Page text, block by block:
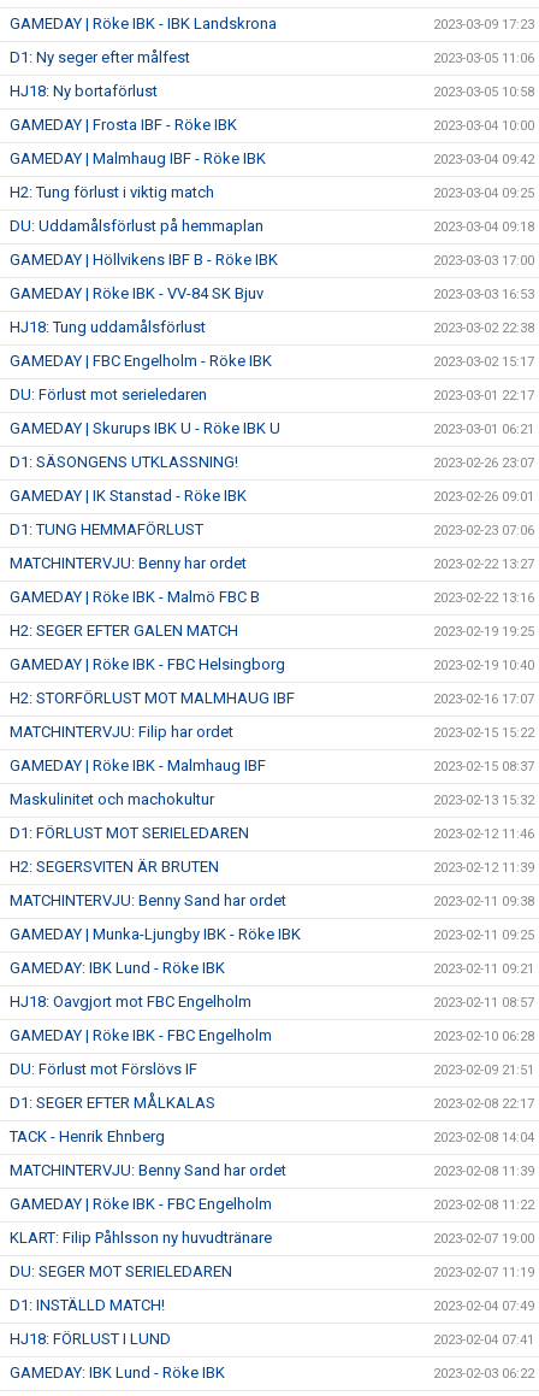
GAMEDAY | Röke IBK - IBK Landskrona 2023-03-09 17:23
D1: Ny seger efter målfest 2023-03-05 11:06
HJ18: Ny bortaförlust 2023-03-05 10:58
GAMEDAY | Frosta IBF - Röke IBK 2023-03-04 10:00
GAMEDAY | Malmhaug IBF - Röke IBK 2023-03-04 09:42
H2: Tung förlust i viktig match 2023-03-04 09:25
DU: Uddamålsförlust på hemmaplan 2023-03-04 09:18
GAMEDAY | Höllvikens IBF B - Röke IBK 2023-03-03 17:00
GAMEDAY | Röke IBK - VV-84 SK Bjuv 2023-03-03 16:53
HJ18: Tung uddamålsförlust 2023-03-02 22:38
GAMEDAY | FBC Engelholm - Röke IBK 2023-03-02 15:17
DU: Förlust mot serieledaren 2023-03-01 22:17
GAMEDAY | Skurups IBK U - Röke IBK U 2023-03-01 06:21
D1: SÄSONGENS UTKLASSNING! 2023-02-26 23:07
GAMEDAY | IK Stanstad - Röke IBK 2023-02-26 09:01
D1: TUNG HEMMAFÖRLUST 2023-02-23 07:06
MATCHINTERVJU: Benny har ordet 2023-02-22 13:27
GAMEDAY | Röke IBK - Malmö FBC B 2023-02-22 13:16
H2: SEGER EFTER GALEN MATCH 2023-02-19 19:25
GAMEDAY | Röke IBK - FBC Helsingborg 2023-02-19 10:40
H2: STORFÖRLUST MOT MALMHAUG IBF 2023-02-16 17:07
MATCHINTERVJU: Filip har ordet 2023-02-15 15:22
GAMEDAY | Röke IBK - Malmhaug IBF 2023-02-15 08:37
Maskulinitet och machokultur 2023-02-13 15:32
D1: FÖRLUST MOT SERIELEDAREN 2023-02-12 11:46
H2: SEGERSVITEN ÄR BRUTEN 2023-02-12 11:39
MATCHINTERVJU: Benny Sand har ordet 2023-02-11 09:38
GAMEDAY | Munka-Ljungby IBK - Röke IBK 2023-02-11 09:25
GAMEDAY: IBK Lund - Röke IBK 2023-02-11 09:21
HJ18: Oavgjort mot FBC Engelholm 2023-02-11 08:57
GAMEDAY | Röke IBK - FBC Engelholm 2023-02-10 06:28
DU: Förlust mot Förslövs IF 2023-02-09 21:51
D1: SEGER EFTER MÅLKALAS 2023-02-08 22:17
TACK - Henrik Ehnberg 2023-02-08 14:04
MATCHINTERVJU: Benny Sand har ordet 2023-02-08 11:39
GAMEDAY | Röke IBK - FBC Engelholm 2023-02-08 11:22
KLART: Filip Påhlsson ny huvudtränare 2023-02-07 19:00
DU: SEGER MOT SERIELEDAREN 2023-02-07 11:19
D1: INSTÄLLD MATCH! 2023-02-04 07:49
HJ18: FÖRLUST I LUND 2023-02-04 07:41
GAMEDAY: IBK Lund - Röke IBK 2023-02-03 06:22